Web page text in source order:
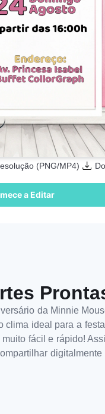
(PNG/MP4)
a Editar
da Minnie
ideal para a
fácil e rápido!